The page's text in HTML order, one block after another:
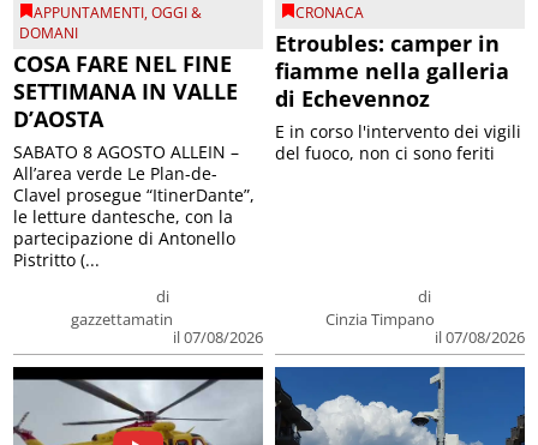
APPUNTAMENTI,OGGI &
DOMANI
COSA FARE NEL FINE
SETTIMANA IN VALLE
D’AOSTA
di
gazzettamatin
il 07/08/2026
SABATO 8 AGOSTO ALLEIN –
All’area verde Le Plan-de-
Clavel prosegue “ItinerDante”,
le letture dantesche, con la
partecipazione di Antonello
Pistritto (...
CRONACA
Etroubles: camper in
fiamme nella galleria
di Echevennoz
di
Cinzia Timpano
il 07/08/2026
E in corso l'intervento dei vigili
del fuoco, non ci sono feriti